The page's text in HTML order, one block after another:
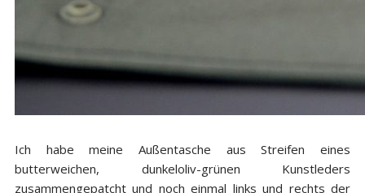
Ich habe meine Außentasche aus Streifen eines
butterweichen, dunkeloliv-grünen Kunstleders
zusammengepatcht und noch einmal links und rechts der